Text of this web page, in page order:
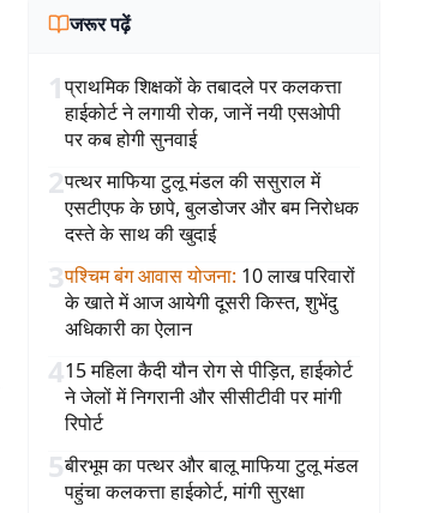
जरूर पढ़ें
1प्राथमिक शिक्षकों के तबादले पर कलकत्ता
हाईकोर्ट ने लगायी रोक, जानें नयी एसओपी
पर कब होगी सुनवाई
2पत्थर माफिया टुलू मंडल की ससुराल में
एसटीएफ के छापे, बुलडोजर और बम निरोधक
दस्ते के साथ की खुदाई
3पश्चिम बंग आवास योजना: 10 लाख परिवारों
के खाते में आज आयेगी दूसरी किस्त, शुभेंदु
अधिकारी का ऐलान
415 महिला कैदी यौन रोग से पीड़ित, हाईकोर्ट
ने जेलों में निगरानी और सीसीटीवी पर मांगी
रिपोर्ट
5बीरभूम का पत्थर और बालू माफिया टुलू मंडल
पहुंचा कलकत्ता हाईकोर्ट, मांगी सुरक्षा